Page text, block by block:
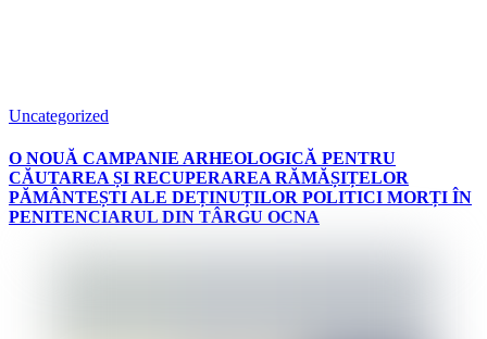
Uncategorized
O NOUĂ CAMPANIE ARHEOLOGICĂ PENTRU
CĂUTAREA ȘI RECUPERAREA RĂMĂȘIȚELOR
PĂMÂNTEȘTI ALE DEȚINUȚILOR POLITICI MORȚI ÎN
PENITENCIARUL DIN TÂRGU OCNA